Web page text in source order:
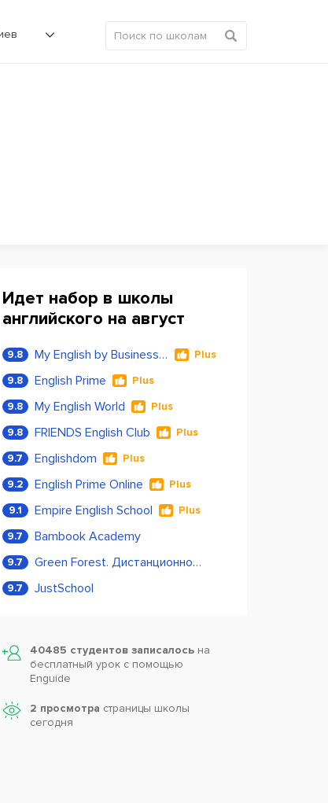
Идет набор в школы
английского на август
9.8 My English by Business Language Plus
9.8 English Prime Plus
9.8 My English World Plus
9.8 FRIENDS English Club Plus
9.7 Englishdom Plus
9.2 English Prime Online Plus
9.1 Empire English School Plus
9.7 Bambook Academy
9.7 Green Forest. Дистанционное обучение
9.7 JustSchool
40485 студентов записалось на
бесплатный урок с помощью
Enguide
2 просмотра страницы школы
сегодня